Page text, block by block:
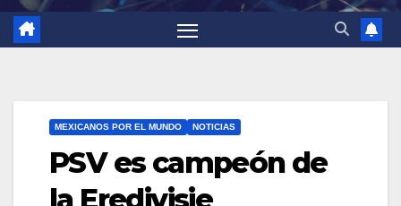
MEXICANOS POR EL MUNDO NOTICIAS
PSV es campeón de